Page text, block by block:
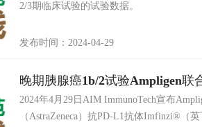
2/3期临床试验的试验数据。
发布时间：2024-04-29
晚期胰腺癌1b/2试验Ampligen联
2024年4月29日AIM ImmunoTech宣布
（AstraZeneca）抗PD-L1抗体Imfinzi®（